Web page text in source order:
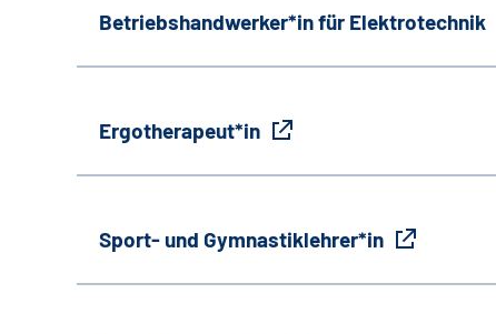
Betriebshandwerker*in für Elektrotechnik
Ergotherapeut*in
Sport- und Gymnastiklehrer*in